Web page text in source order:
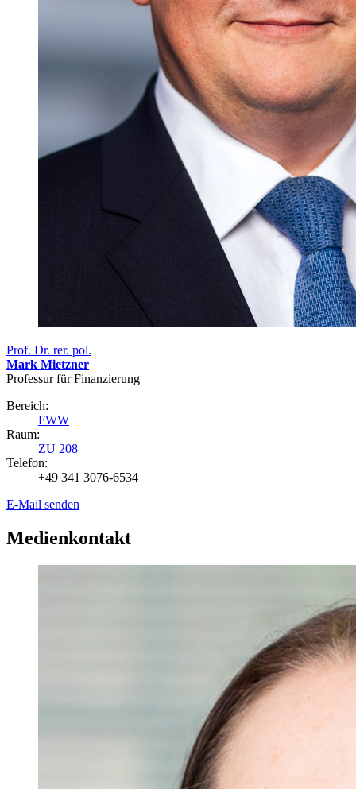
Prof. Dr. rer. pol.
Mark Mietzner
Professur für Finanzierung
Bereich:
FWW
Raum:
ZU 208
Telefon:
+49 341 3076-6534
E-Mail senden
Medienkontakt